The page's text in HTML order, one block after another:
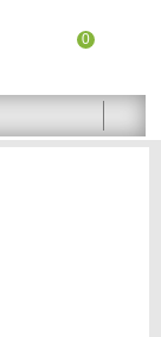
0